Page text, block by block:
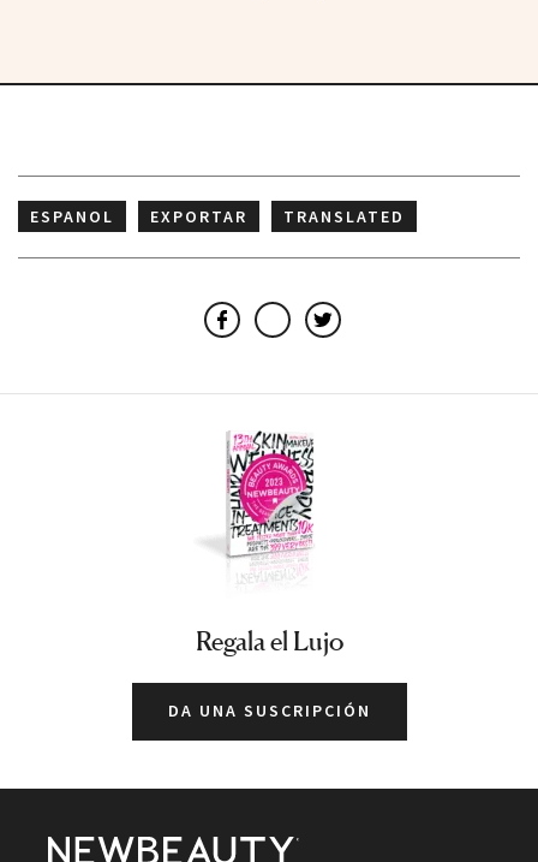
ESPANOL EXPORTAR TRANSLATED
Facebook
EmailTwitter
Regala el Lujo
DA UNA SUSCRIPCIÓN